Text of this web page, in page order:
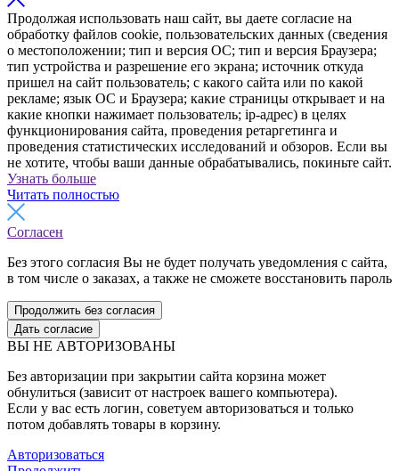
Продолжая использовать наш сайт, вы даете согласие на
обработку файлов cookie, пользовательских данных (сведения
о местоположении; тип и версия ОС; тип и версия Браузера;
тип устройства и разрешение его экрана; источник откуда
пришел на сайт пользователь; с какого сайта или по какой
рекламе; язык ОС и Браузера; какие страницы открывает и на
какие кнопки нажимает пользователь; ip-адрес) в целях
функционирования сайта, проведения ретаргетинга и
проведения статистических исследований и обзоров. Если вы
не хотите, чтобы ваши данные обрабатывались, покиньте сайт.
Узнать больше
Читать полностью
Согласен
Без этого согласия Вы не будет получать уведомления с сайта,
в том числе о заказах, а также не сможете восстановить пароль
Продолжить без согласия
Дать согласие
ВЫ НЕ АВТОРИЗОВАНЫ
Без авторизации при закрытии сайта корзина может
обнулиться (зависит от настроек вашего компьютера).
Если у вас есть логин, советуем авторизоваться и только
потом добавлять товары в корзину.
Авторизоваться